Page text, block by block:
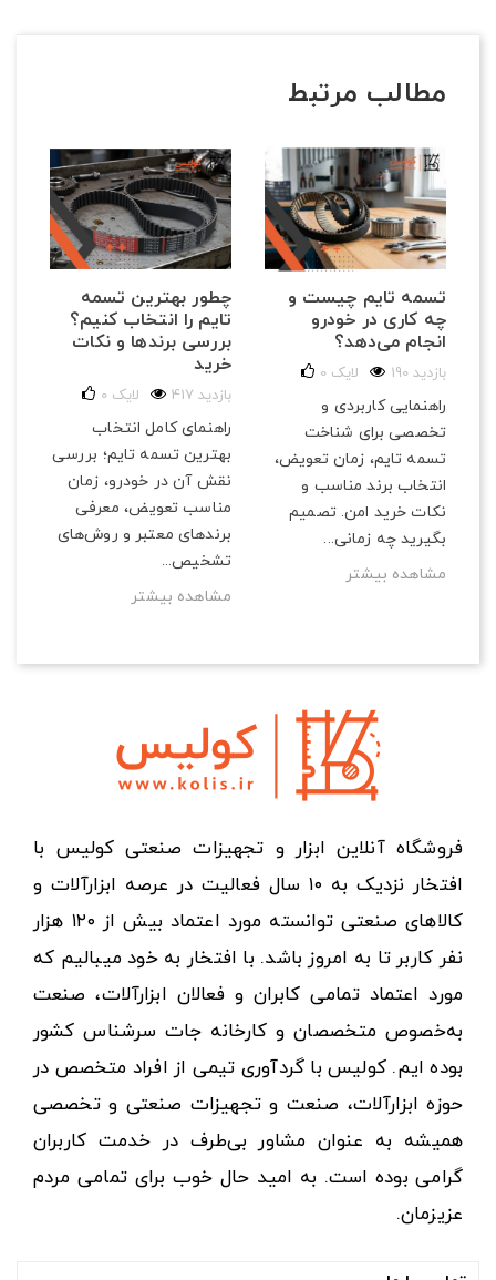
مطالب مرتبط
چطور بهترین تسمه
تایم را انتخاب کنیم؟
بررسی برندها و نکات
خرید
417 بازدید 0 لایک
راهنمای کامل انتخاب
بهترین تسمه تایم؛ بررسی
نقش آن در خودرو، زمان
مناسب تعویض، معرفی
برندهای معتبر و روش‌های
تشخیص...
مشاهده بیشتر
تسمه تایم چیست و
چه کاری در خودرو
انجام می‌دهد؟
190 بازدید 0 لایک
راهنمایی کاربردی و
تخصصی برای شناخت
تسمه تایم، زمان تعویض،
انتخاب برند مناسب و
نکات خرید امن. تصمیم
بگیرید چه زمانی...
مشاهده بیشتر
فروشگاه آنلاین ابزار و تجهیزات صنعتی کولیس با
افتخار نزدیک به ۱۰ سال فعالیت در عرصه ابزارآلات و
کالاهای صنعتی توانسته مورد اعتماد بیش از ۱۲۰ هزار
نفر کاربر تا به امروز باشد. با افتخار به خود میبالیم که
مورد اعتماد تمامی کابران و فعالان ابزارآلات، صنعت
به‌خصوص متخصصان و کارخانه جات سرشناس کشور
بوده ایم. کولیس با گردآوری تیمی از افراد متخصص در
حوزه ابزارآلات، صنعت و تجهیزات صنعتی و تخصصی
همیشه به عنوان مشاور بی‌طرف در خدمت کاربران
گرامی بوده است. به امید حال خوب برای تمامی مردم
عزیزمان.